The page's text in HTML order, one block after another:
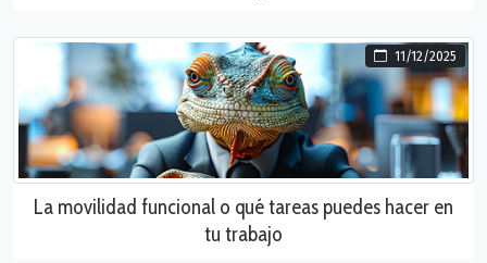
11/12/2025
La movilidad funcional o qué tareas puedes hacer en
tu trabajo